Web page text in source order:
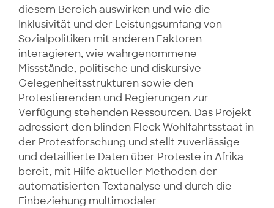
diesem Bereich auswirken und wie die
Inklusivität und der Leistungsumfang von
Sozialpolitiken mit anderen Faktoren
interagieren, wie wahrgenommene
Missstände, politische und diskursive
Gelegenheits­strukturen so­wie den
Protestierenden und Regierungen zur
Verfügung stehenden Ressourcen. Das Projekt
adres­siert den blinden Fleck Wohlfahrtsstaat in
der Protestforschung und stellt zuverlässige
und detaillierte Daten über Proteste in Afrika
bereit, mit Hilfe aktueller Methoden der
automatisierten Text­analy­se und durch die
Einbeziehung multimodaler